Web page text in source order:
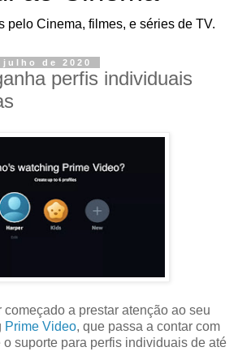
pelo Cinema, filmes, e séries de TV.
de 2020
perfis individuais
começado a prestar atenção ao seu
Prime Video, que passa a contar com
suporte para perfis individuais de até